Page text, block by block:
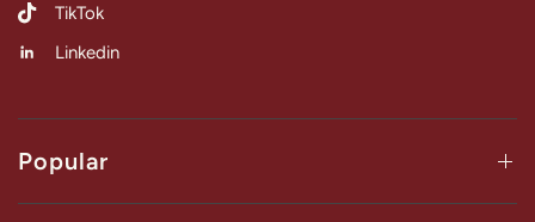
TikTok
Linkedin
Popular